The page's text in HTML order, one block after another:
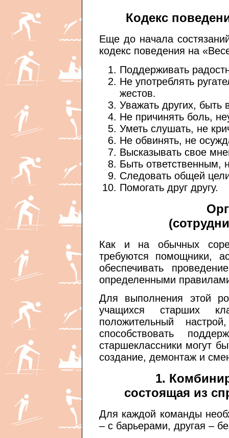
Кодекс
Еще до начала
кодекс поведения на
Поддерживать
Не употреблять
жестов.
Уважать других, быть
Не причинять боль,
Уметь слушать, не
Не обвинять, не
Высказывать свое
Быть ответственным,
Следовать общей
Помогать друг другу.
Как и на обычных
требуются помощники,
обеспечивать
определенными
Для выполнения этой
учащихся старших
положительный
способствовать
старшеклассники могут
создание, демонтаж и
1.
состоящая из
Для каждой команды
– с барьерами, другая –